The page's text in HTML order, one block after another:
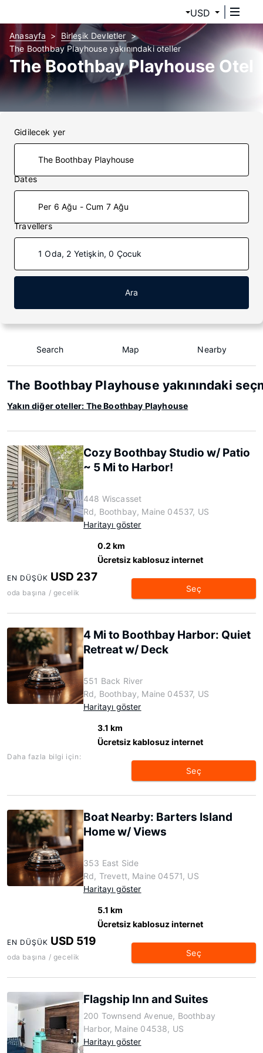
USD
Anasayfa
Birleşik Devletler
The Boothbay Playhouse yakınındaki oteller
The Boothbay Playhouse Otel
Gidilecek yer
Dates
Per 6 Ağu - Cum 7 Ağu
Travellers
1 Oda, 2 Yetişkin, 0 Çocuk
Ara
Search Map Nearby
The Boothbay Playhouse yakınındaki
Yakın diğer oteller: The Boothbay Playhouse
Cozy Boothbay Studio w/ Patio
~ 5 Mi to Harbor!
448 Wiscasset
Rd, Boothbay, Maine 04537, US
Haritayı göster
0.2 km
Ücretsiz kablosuz internet
EN DÜŞÜK USD 237
oda başına / gecelik Seç
4 Mi to Boothbay Harbor: Quiet
Retreat w/ Deck
551 Back River
Rd, Boothbay, Maine 04537, US
Haritayı göster
3.1 km
Ücretsiz kablosuz internet
Daha fazla bilgi için:
Seç
Boat Nearby: Barters Island
Home w/ Views
353 East Side
Rd, Trevett, Maine 04571, US
Haritayı göster
5.1 km
Ücretsiz kablosuz internet
EN DÜŞÜK USD 519
oda başına / gecelik Seç
Flagship Inn and Suites
200 Townsend Avenue, Boothbay
Harbor, Maine 04538, US
Haritayı göster